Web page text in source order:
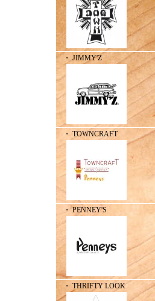
・ JIMMY'Z
・ TOWNCRAFT
・ PENNEY'S
・ THRIFTY LOOK